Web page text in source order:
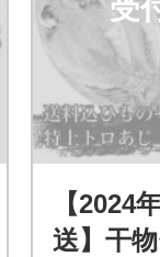
受
【2024
送】干